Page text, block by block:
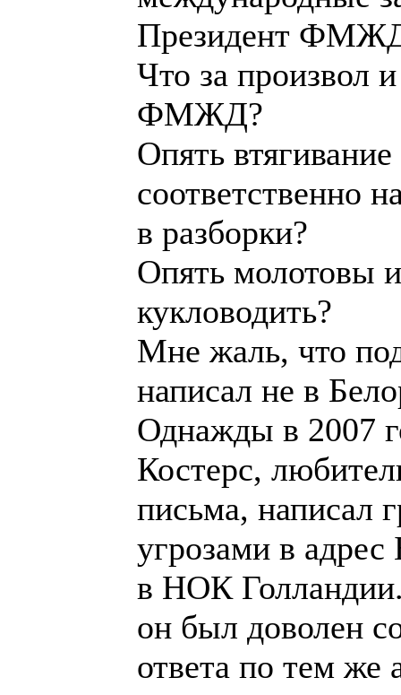
Костерс,
письма, написал
в адрес БФШ и
Голландии. Судя
доволен собой
же адресам, он
Ирины
признаться в
федерации.
Хочется
объясняться в
Вот на этой
закончить свою
Анатолий